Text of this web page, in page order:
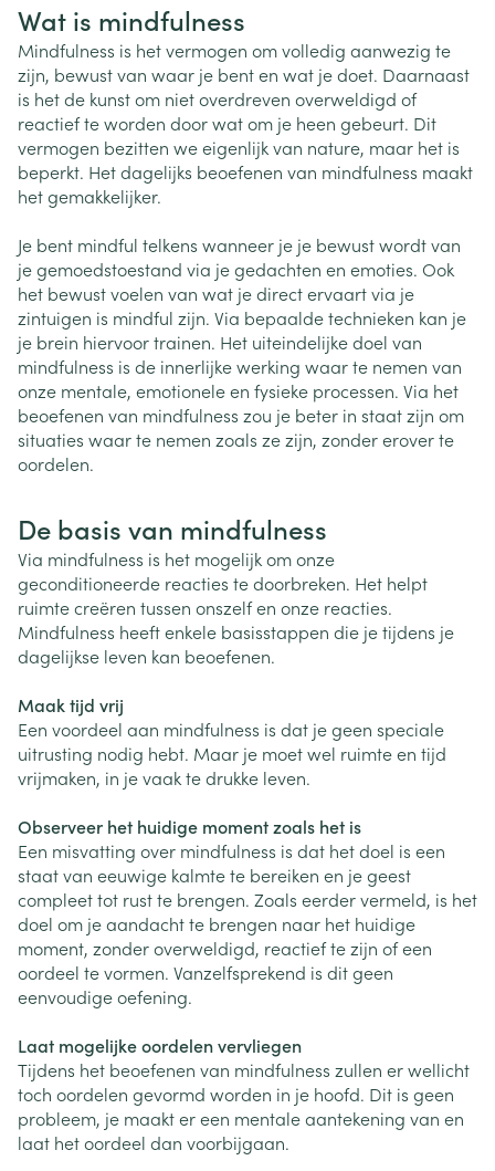
Wat is mindfulness
Mindfulness is het vermogen om volledig aanwezig te
zijn, bewust van waar je bent en wat je doet. Daarnaast
is het de kunst om niet overdreven overweldigd of
reactief te worden door wat om je heen gebeurt. Dit
vermogen bezitten we eigenlijk van nature, maar het is
beperkt. Het dagelijks beoefenen van mindfulness maakt
het gemakkelijker.
Je bent mindful telkens wanneer je je bewust wordt van
je gemoedstoestand via je gedachten en emoties. Ook
het bewust voelen van wat je direct ervaart via je
zintuigen is mindful zijn. Via bepaalde technieken kan je
je brein hiervoor trainen. Het uiteindelijke doel van
mindfulness is de innerlijke werking waar te nemen van
onze mentale, emotionele en fysieke processen. Via het
beoefenen van mindfulness zou je beter in staat zijn om
situaties waar te nemen zoals ze zijn, zonder erover te
oordelen.
De basis van mindfulness
Via mindfulness is het mogelijk om onze
geconditioneerde reacties te doorbreken. Het helpt
ruimte creëren tussen onszelf en onze reacties.
Mindfulness heeft enkele basisstappen die je tijdens je
dagelijkse leven kan beoefenen.
Maak tijd vrij
Een voordeel aan mindfulness is dat je geen speciale
uitrusting nodig hebt. Maar je moet wel ruimte en tijd
vrijmaken, in je vaak te drukke leven.
Observeer het huidige moment zoals het is
Een misvatting over mindfulness is dat het doel is een
staat van eeuwige kalmte te bereiken en je geest
compleet tot rust te brengen. Zoals eerder vermeld, is het
doel om je aandacht te brengen naar het huidige
moment, zonder overweldigd, reactief te zijn of een
oordeel te vormen. Vanzelfsprekend is dit geen
eenvoudige oefening.
Laat mogelijke oordelen vervliegen
Tijdens het beoefenen van mindfulness zullen er wellicht
toch oordelen gevormd worden in je hoofd. Dit is geen
probleem, je maakt er een mentale aantekening van en
laat het oordeel dan voorbijgaan.